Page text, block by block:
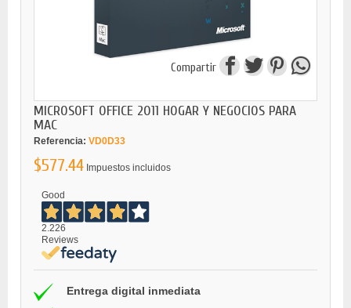
Compartir
MICROSOFT OFFICE 2011 HOGAR Y NEGOCIOS PARA
MAC
Referencia: VD0D33
$577.44 Impuestos incluidos
Good
2.226
Reviews
Entrega digital inmediata